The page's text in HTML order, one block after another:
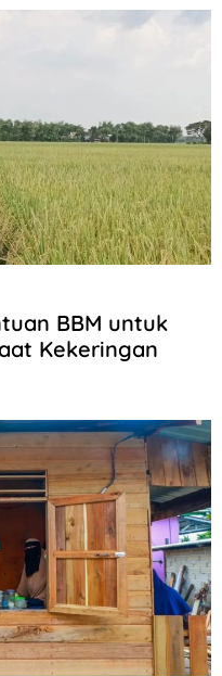
BBM untuk
Kekeringan